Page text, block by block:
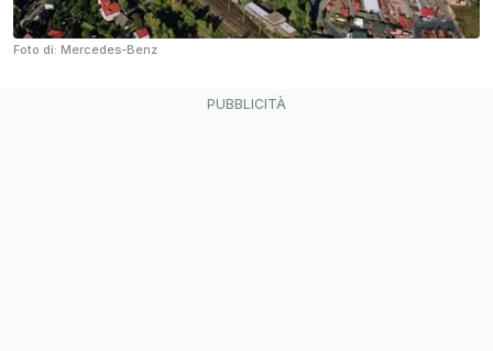
Foto di: Mercedes-Benz